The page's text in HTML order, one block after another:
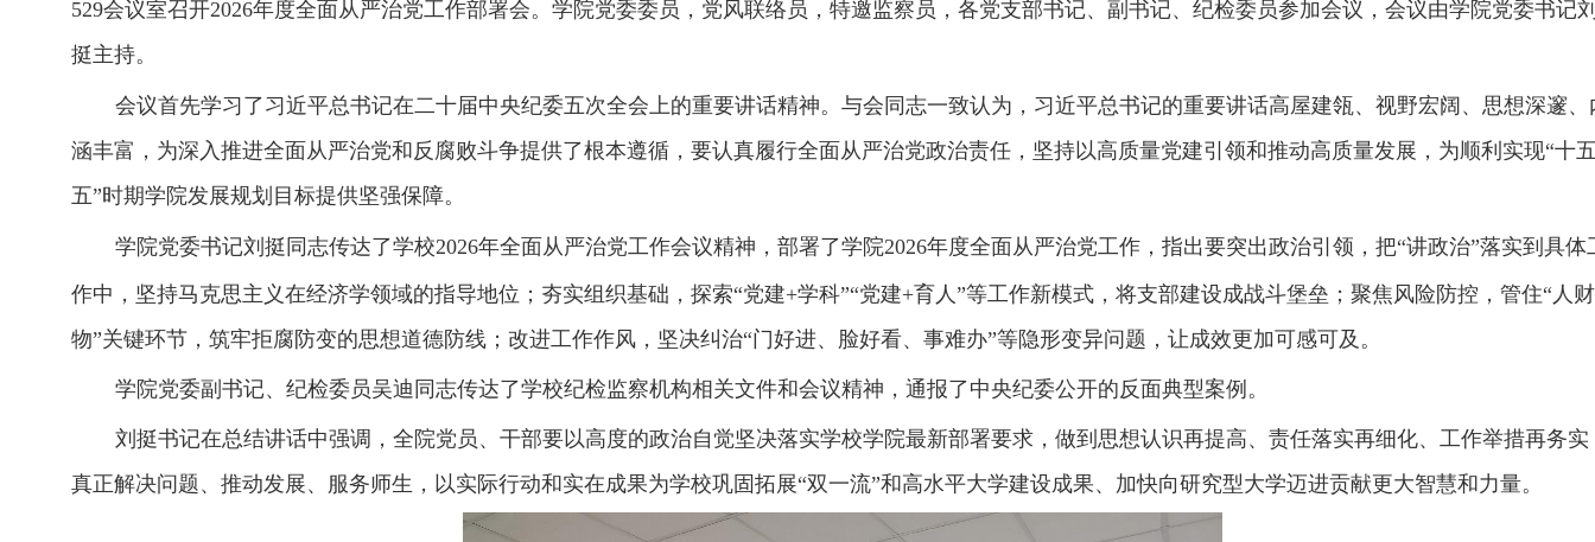
529会议室召开2026年度全面从严治党工作部署会。学院党委委员，党风联络员，特邀监察员，各党支部书记、副书记、纪检委员参加会议，会议由学院党委书记
挺主持。
会议首先学习了习近平总书记在二十届中央纪委五次全会上的重要讲话精神。与会同志一致认为， 习近平总书记的重要讲话高屋建瓴、视野宏阔、思想深邃、
涵丰富，为深入推进全面从严治党和反腐败斗争提供了根本遵循，要认真履行全面从严治党政治责任，坚持以高质量党建引领和推动高质量发展，为顺利实现“十
五”时期学院发展规划目标提供坚强保障。
学院党委书记刘挺 同志传达了学校2026年全面从严治党工作会议精神，部署了学院2026年度全面从严治党工作 ，指出要突出政治引领，把“讲政治”落实到具体
作中，坚持马克思主义在经济学领域的指导地位；夯实组织基础，探索“党建+学科”“党建+育人”等工作新模式，将支部建设成战斗堡垒；聚焦风险防控，管住“人财
物”关键环节，筑牢拒腐防变的思想道德防线；改进工作作风，坚决纠治“门好进、脸好看、事难办”等隐形变异问题，让成效更加可感可及。
学院党委副书记、纪检委员吴迪同志传达了学校纪检监察机构相关文件和会议精神， 通报了中央纪委公开的反面典型案例。
刘挺书记在总结讲话中强调，全院党员、干部要以高度的政治自觉坚决落实学校学院最新部署要求，做到思想认识再提高、责任落实再细化、工作举措再务实
真正解决问题、推动发展、服务师生，以实际行动和实在成果为学校巩固拓展“双一流”和高水平大学建设成果、加快向研究型大学迈进贡献更大智慧和力量。